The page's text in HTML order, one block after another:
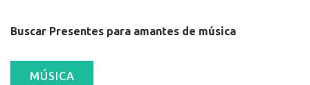
Buscar Presentes para amantes de música